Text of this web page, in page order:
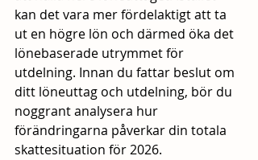
kan det vara mer fördelaktigt att ta
ut en högre lön och därmed öka det
lönebaserade utrymmet för
utdelning. Innan du fattar beslut om
ditt löneuttag och utdelning, bör du
noggrant analysera hur
förändringarna påverkar din totala
skattesituation för 2026.